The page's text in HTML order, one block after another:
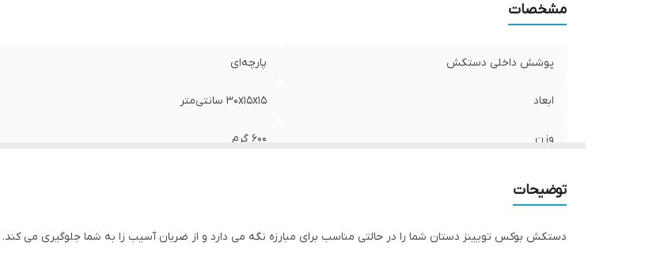
مشخصات
پوشش داخلی دستکش پارچه‌ای
ابعاد 30x15x15 سانتی‌متر
وزن 600 گرم
توضیحات
دستکش بوکس تویینز دستان شما را در حالتی مناسب برای مبارزه نگه می دارد و از ضربان آسیب زا به شما جلوگیری می